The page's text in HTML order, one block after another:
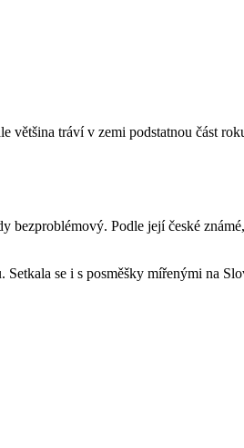
tráví v zemi podstatnou část
Podle její české
se i s posměšky mířenými na